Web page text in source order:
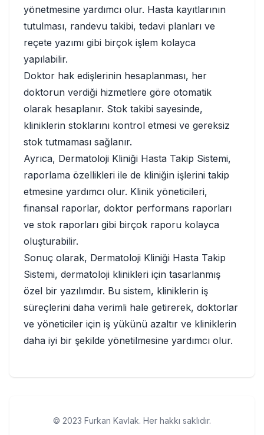
yönetmesine yardımcı olur. Hasta kayıtlarının
tutulması, randevu takibi, tedavi planları ve
reçete yazımı gibi birçok işlem kolayca
yapılabilir.
Doktor hak edişlerinin hesaplanması, her
doktorun verdiği hizmetlere göre otomatik
olarak hesaplanır. Stok takibi sayesinde,
kliniklerin stoklarını kontrol etmesi ve gereksiz
stok tutmaması sağlanır.
Ayrıca, Dermatoloji Kliniği Hasta Takip Sistemi,
raporlama özellikleri ile de kliniğin işlerini takip
etmesine yardımcı olur. Klinik yöneticileri,
finansal raporlar, doktor performans raporları
ve stok raporları gibi birçok raporu kolayca
oluşturabilir.
Sonuç olarak, Dermatoloji Kliniği Hasta Takip
Sistemi, dermatoloji klinikleri için tasarlanmış
özel bir yazılımdır. Bu sistem, kliniklerin iş
süreçlerini daha verimli hale getirerek, doktorlar
ve yöneticiler için iş yükünü azaltır ve kliniklerin
daha iyi bir şekilde yönetilmesine yardımcı olur.
© 2023 Furkan Kavlak. Her hakkı saklıdır.